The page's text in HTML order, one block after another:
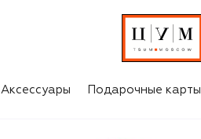
Аксессуары Подарочные карты